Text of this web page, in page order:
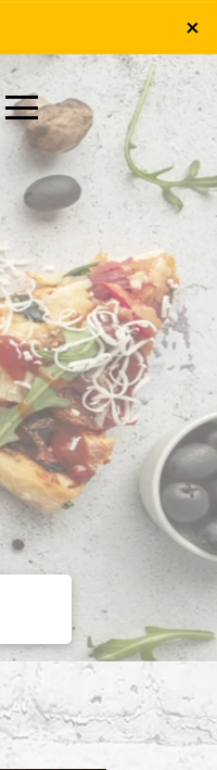
×
×